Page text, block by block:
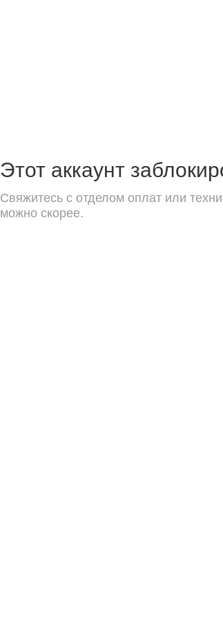
Этот аккаунт
Свяжитесь с отделом оплат или
можно скорее.